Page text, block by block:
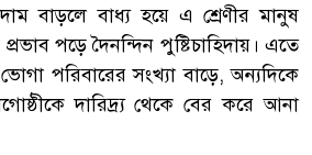
বাড়লে বাধ্য হয়ে এ শ্রেণীর মানুষ
পড়ে দৈনন্দিন পুষ্টিচাহিদায়। এতে
পরিবারের সংখ্যা বাড়ে, অন্যদিকে
দারিদ্র্য থেকে বের করে আনা